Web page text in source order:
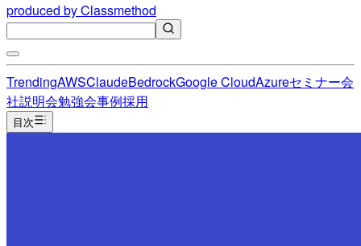
produced by Classmethod
TrendingAWSClaudeBedrockGoogle CloudAzureセミナー会
社説明会勉強会事例採用
目次